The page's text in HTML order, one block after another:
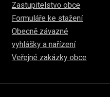
Zastupitelstvo obce
Formuláře ke stažení
Obecně závazné
vyhlášky a nařízení
Veřejné zakázky obce